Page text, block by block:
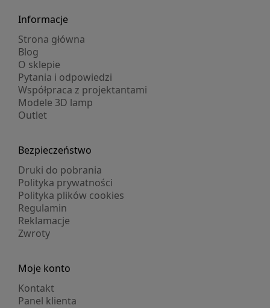
Informacje
Strona główna
Blog
O sklepie
Pytania i odpowiedzi
Współpraca z projektantami
Modele 3D lamp
Outlet
Bezpieczeństwo
Druki do pobrania
Polityka prywatności
Polityka plików cookies
Regulamin
Reklamacje
Zwroty
Moje konto
Kontakt
Panel klienta